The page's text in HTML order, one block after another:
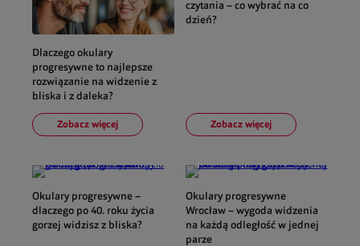
Dlaczego okulary
progresywne to najlepsze
rozwiązanie na widzenie z
bliska i z daleka?
Zobacz więcej
czytania – co wybrać na co
dzień?
Zobacz więcej
Okulary progresywne –
dlaczego po 40. roku życia
gorzej widzisz z bliska?
Okulary progresywne
Wrocław – wygoda widzenia
na każdą odległość w jednej
parze